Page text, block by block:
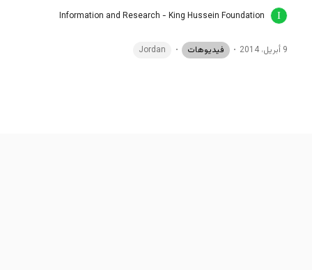
Information and Research - King Hussein Foundation
9 أبريل، 2014 فيديوهات Jordan